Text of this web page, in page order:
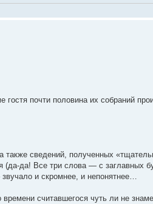
почти половина их собраний
также сведений, полученных
да! Все три слова — с заглавных
и скромнее, и непонятнее…
считавшегося чуть ли не